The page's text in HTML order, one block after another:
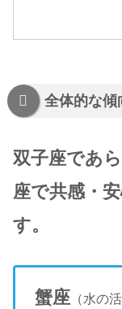
全体的な傾
双子座であ
座で共感・
す。
蟹座 （水の